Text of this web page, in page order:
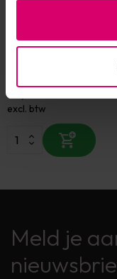
Crystal Nails 3 step
3S248 8 ml TPO/
16,00
excl. btw
Meld je